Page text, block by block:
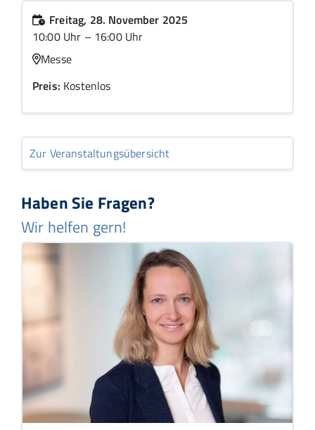
Freitag, 28. November 2025
10:00 Uhr – 16:00 Uhr
Messe
Preis: Kostenlos
Zur Veranstaltungsübersicht
Haben Sie Fragen?
Wir helfen gern!